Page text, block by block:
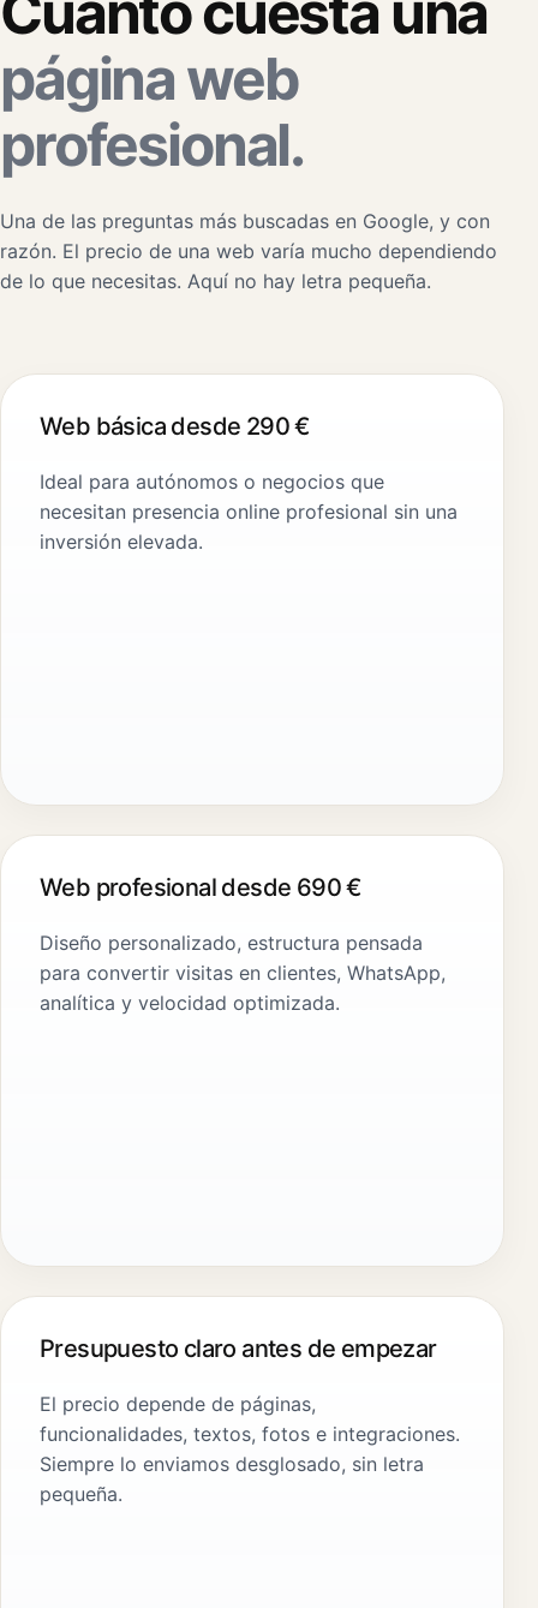
página web
profesional.
Una de las preguntas más buscadas en Google, y con
razón. El precio de una web varía mucho dependiendo
de lo que necesitas. Aquí no hay letra pequeña.
Web básica desde 290 €
Ideal para autónomos o negocios que
necesitan presencia online profesional sin una
inversión elevada.
Web profesional desde 690 €
Diseño personalizado, estructura pensada
para convertir visitas en clientes, WhatsApp,
analítica y velocidad optimizada.
Presupuesto claro antes de empezar
El precio depende de páginas,
funcionalidades, textos, fotos e integraciones.
Siempre lo enviamos desglosado, sin letra
pequeña.